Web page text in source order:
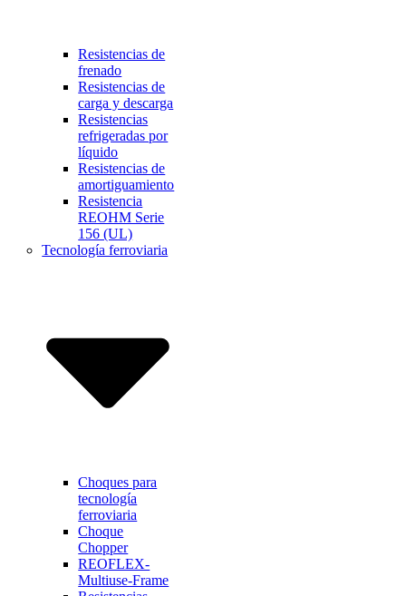
Resistencias de
frenado
Resistencias de
carga y descarga
Resistencias
refrigeradas por
líquido
Resistencias de
amortiguamiento
Resistencia
REOHM Serie
156 (UL)
Tecnología ferroviaria
Choques para
tecnología
ferroviaria
Choque
Chopper
REOFLEX-
Multiuse-Frame